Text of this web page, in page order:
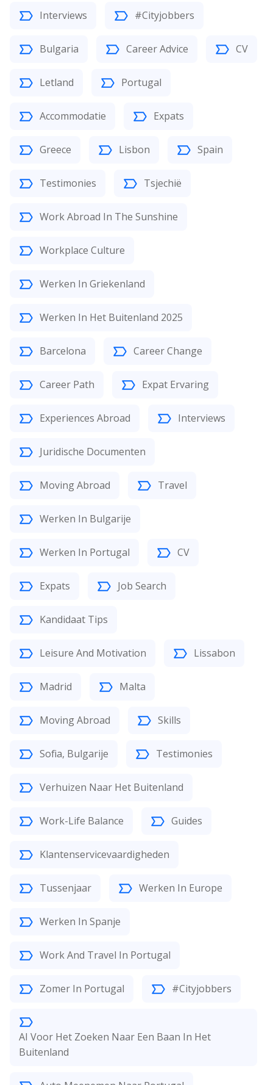
Interviews #Cityjobbers
Bulgaria Career Advice CV
Letland Portugal
Accommodatie Expats
Greece Lisbon Spain
Testimonies Tsjechië
Work Abroad In The Sunshine
Workplace Culture
Werken In Griekenland
Werken In Het Buitenland 2025
Barcelona Career Change
Career Path Expat Ervaring
Experiences Abroad Interviews
Juridische Documenten
Moving Abroad Travel
Werken In Bulgarije
Werken In Portugal CV
Expats Job Search
Kandidaat Tips
Leisure And Motivation Lissabon
Madrid Malta
Moving Abroad Skills
Sofia, Bulgarije Testimonies
Verhuizen Naar Het Buitenland
Work-Life Balance Guides
Klantenservicevaardigheden
Tussenjaar Werken In Europe
Werken In Spanje
Work And Travel In Portugal
Zomer In Portugal #Cityjobbers
AI Voor Het Zoeken Naar Een Baan In Het
Buitenland